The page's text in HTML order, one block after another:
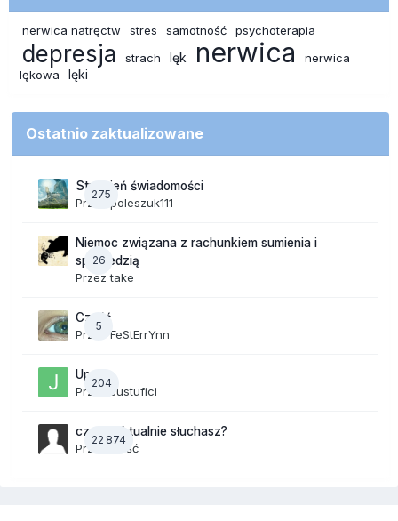
nerwica natręctw stres samotność psychoterapia
depresja strach lęk nerwica
nerwica
lękowa
lęki
Ostatnio zaktualizowane
275
Strumień świadomości
Przezpoleszuk111
26
Niemoc związana z rachunkiem sumienia i
spowiedzią
Przeztake
5
Cześć
Przez FeStErrYnn
204
Upały
PrzezJustufici
22 874
czego aktualnie słuchasz?
Przez Gość